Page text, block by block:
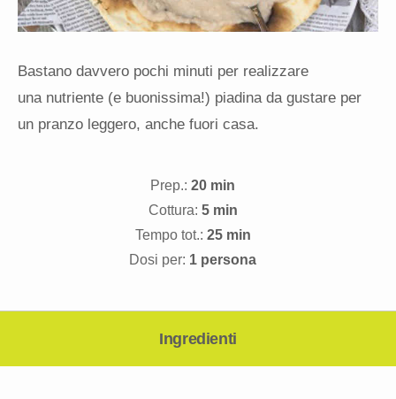
Bastano davvero pochi minuti per realizzare
una nutriente (e buonissima!) piadina da gustare per
un pranzo leggero, anche fuori casa.
Prep.: 20 min
Cottura: 5 min
Tempo tot.: 25 min
Dosi per: 1 persona
Ingredienti